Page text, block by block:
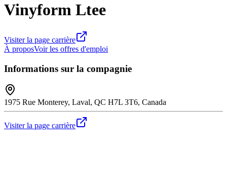
Vinyform Ltee
Visiter la page carrière
À proposVoir les offres d'emploi
Informations sur la compagnie
1975 Rue Monterey, Laval, QC H7L 3T6, Canada
Visiter la page carrière